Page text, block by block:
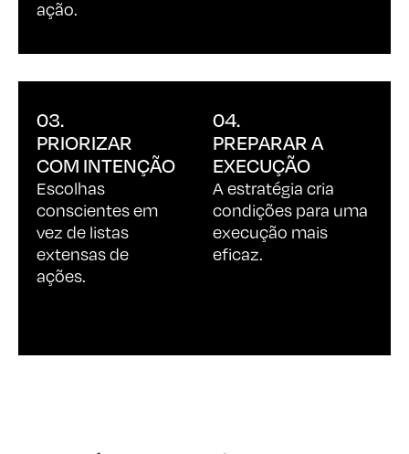
PREPARAR A
EXECUÇÃO
A estratégia cria
condições para uma
execução mais
eficaz.
PRIORIZAR
COM INTENÇÃO
Escolhas
conscientes em
vez de listas
extensas de
ações.